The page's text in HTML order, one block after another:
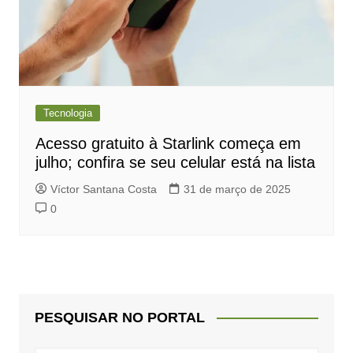
Tecnologia
Acesso gratuito à Starlink começa em
julho; confira se seu celular está na lista
Víctor Santana Costa
31 de março de 2025
0
PESQUISAR NO PORTAL